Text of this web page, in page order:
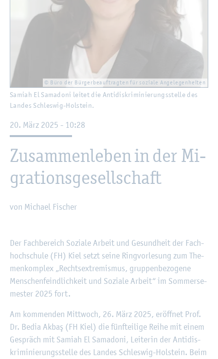
© Büro der Bür­ger­be­auf­trag­ten für so­zia­le An­ge­le­gen­hei­ten
Sa­mi­ah El Sa­ma­do­ni lei­tet die An­ti­dis­kri­mi­nie­rungs­stel­le des
Lan­des Schles­wig-Hol­stein.
20. März 2025 - 10:28
Zu­sam­men­le­ben in der Mi­
gra­ti­ons­ge­sell­schaft
von Mi­cha­el Fi­scher
Der Fach­be­reich So­zia­le Ar­beit und Ge­sund­heit der Fach­
hoch­schu­le (FH) Kiel setzt seine Ring­vor­le­sung zum The­
men­kom­plex „Rechts­ex­tre­mis­mus, grup­pen­be­zo­ge­ne
Men­schen­feind­lich­keit und So­zia­le Ar­beit“ im Som­mer­se­
mes­ter 2025 fort.
Am kom­men­den Mitt­woch, 26. März 2025, er­öff­net Prof.
Dr. Bedia Akbaş (FH Kiel) die fünf­tei­li­ge Reihe mit einem
Ge­spräch mit Sa­mi­ah El Sa­ma­do­ni, Lei­te­rin der An­ti­dis­
kri­mi­nie­rungs­stel­le des Lan­des Schles­wig-Hol­stein. Beim
© Fach­hoch­schu­le Kiel